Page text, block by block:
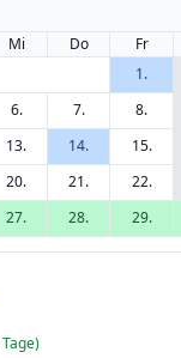
Mi Do Fr
1.
6. 7. 8.
13. 14. 15.
20. 21. 22.
27. 28. 29.
Tage)